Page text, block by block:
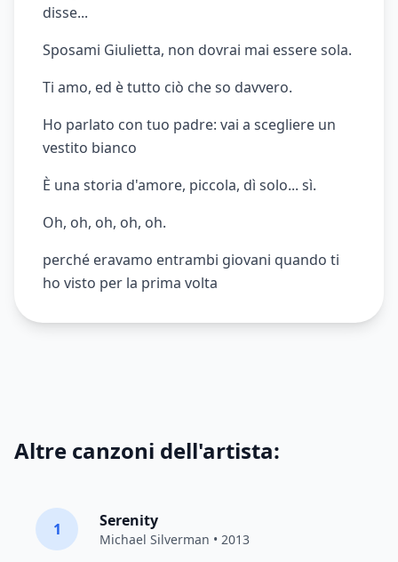
disse...
Sposami Giulietta, non dovrai mai essere sola.
Ti amo, ed è tutto ciò che so davvero.
Ho parlato con tuo padre: vai a scegliere un
vestito bianco
È una storia d'amore, piccola, dì solo... sì.
Oh, oh, oh, oh, oh.
perché eravamo entrambi giovani quando ti
ho visto per la prima volta
Altre canzoni dell'artista:
1 Serenity
Michael Silverman • 2013